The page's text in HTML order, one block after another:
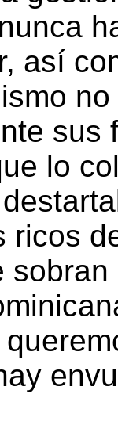
así
sus
lo
ricos